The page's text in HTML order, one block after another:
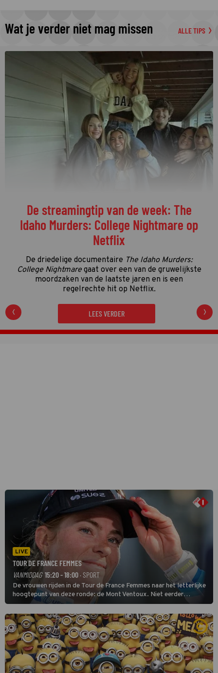
Wat je verder niet mag missen ALLE TIPS
De streamingtip van de week: The
Idaho Murders: College Nightmare op
Netflix
De driedelige documentaire The Idaho Murders:
College Nightmaregaat over een van de gruwelijkste
moordzaken van de laatste jaren en is een
regelrechte hit op Netflix.
LEES VERDER
LIVE
TOUR DE FRANCE FEMMES
VANMIDDAG 15:20 - 18:00 · SPORT
De vrouwen rijden in de Tour de France Femmes naar het letterlijke
hoogtepunt van deze ronde: de Mont Ventoux. Niet eerder
finishten de vrouwen voor deze koers op deze kale col uit de
buitencategorie. De aanloop naar de slotklim is vlak.